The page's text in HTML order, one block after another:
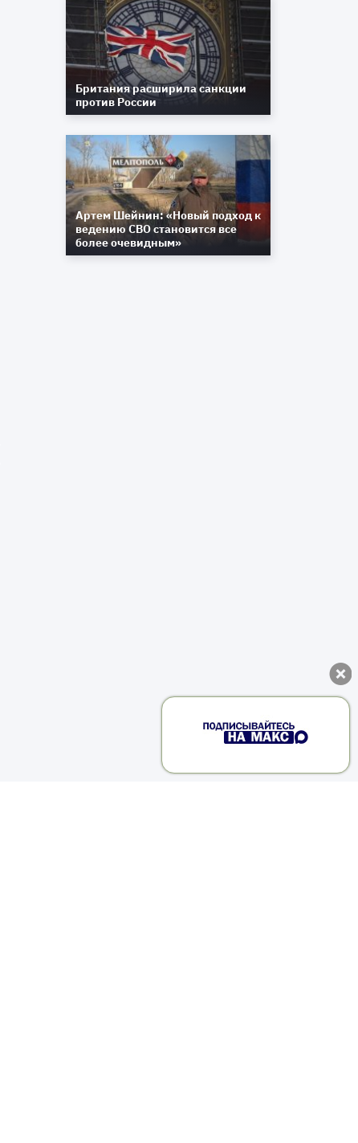
Британия расширила санкции
против России
Артем Шейнин: «Новый подход к
ведению СВО становится все
более очевидным»